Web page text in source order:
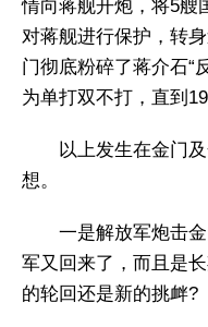
情向蒋舰开炮，将5艘
对蒋舰进行保护，转
门彻底粉碎了蒋介石“
为单打双不打，直到
以上发生在金门
想。
一是解放军炮击
军又回来了，而且是
的轮回还是新的挑衅?